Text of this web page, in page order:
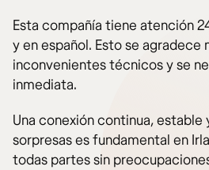
Esta compañía tiene atención
y en español. Esto se agradece
inconvenientes técnicos y se
inmediata.
Una conexión continua, estable
sorpresas es fundamental en
todas partes sin